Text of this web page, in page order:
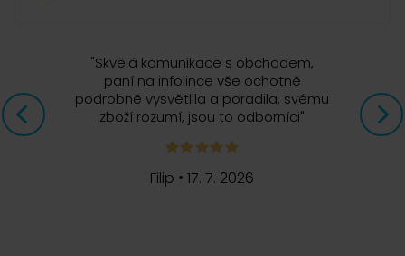
"Skvělá komunikace s obchodem,
paní na infolince vše ochotně
podrobně vysvětlila a poradila, svému
zboží rozumí, jsou to odborníci"
Filip •17. 7. 2026